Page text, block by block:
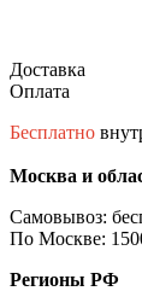
Доставка
Оплата
Бесплатно
Москва и
Самовывоз:
По Москве:
Регионы РФ